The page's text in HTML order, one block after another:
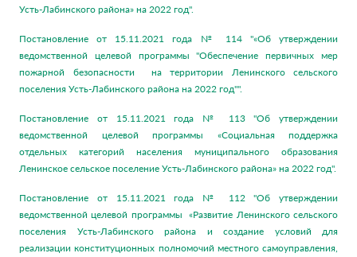
Усть-Лабинского района» на 2022 год".
Постановление от 15.11.2021 года № 114 "«Об утверждении
ведомственной целевой программы "Обеспечение первичных мер
пожарной безопасности на территории Ленинского сельского
поселения Усть-Лабинского района на 2022 год"".
Постановление от 15.11.2021 года № 113 "Об утверждении
ведомственной целевой программы «Социальная поддержка
отдельных категорий населения муниципального образования
Ленинское сельское поселение Усть-Лабинского района» на 2022 год".
Постановление от 15.11.2021 года № 112 "Об утверждении
ведомственной целевой программы «Развитие Ленинского сельского
поселения Усть-Лабинского района и создание условий для
реализации конституционных полномочий местного самоуправления,